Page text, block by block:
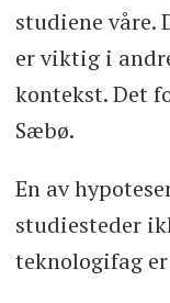
studiene våre.
er viktig i
kontekst. Det
Sæbø.
En av
studiesteder
teknologifag